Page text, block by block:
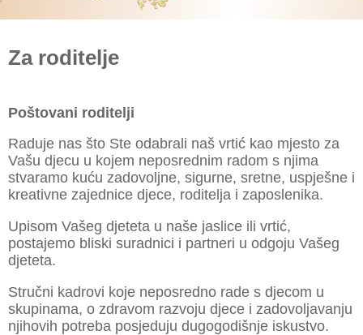
Za roditelje
Poštovani roditelji
Raduje nas što Ste odabrali naš vrtić kao mjesto za
Vašu djecu u kojem neposrednim radom s njima
stvaramo kuću zadovoljne, sigurne, sretne, uspješne i
kreativne zajednice djece, roditelja i zaposlenika.
Upisom Vašeg djeteta u naše jaslice ili vrtić,
postajemo bliski suradnici i partneri u odgoju Vašeg
djeteta.
Stručni kadrovi koje neposredno rade s djecom u
skupinama, o zdravom razvoju djece i zadovoljavanju
njihovih potreba posjeduju dugogodišnje iskustvo.